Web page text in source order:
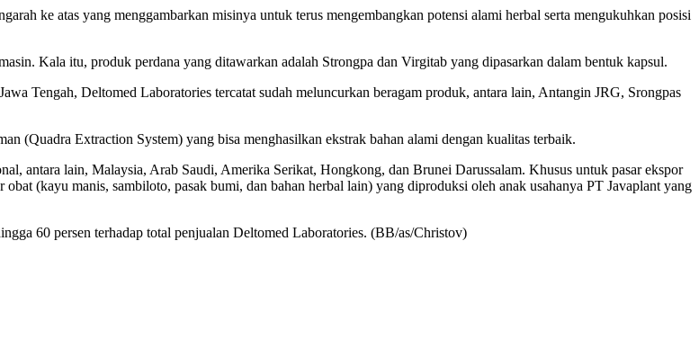
ke atas yang menggambarkan misinya untuk terus mengembangkan potensi alami herbal serta mengukuhkan posisi
Kala itu, produk perdana yang ditawarkan adalah Strongpa dan Virgitab yang dipasarkan dalam bentuk kapsul.
Tengah, Deltomed Laboratories tercatat sudah meluncurkan beragam produk, antara lain, Antangin JRG, Srongpas
(Quadra Extraction System) yang bisa menghasilkan ekstrak bahan alami dengan kualitas terbaik.
antara lain, Malaysia, Arab Saudi, Amerika Serikat, Hongkong, dan Brunei Darussalam. Khusus untuk pasar ekspor
(kayu manis, sambiloto, pasak bumi, dan bahan herbal lain) yang diproduksi oleh anak usahanya PT Javaplant yang
60 persen terhadap total penjualan Deltomed Laboratories. (BB/as/Christov)